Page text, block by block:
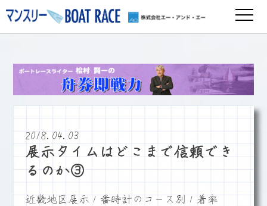
2018.04.03
展示タイムはどこまで信頼でき
るのか③
近畿地区展示１番時計のコース別１着率